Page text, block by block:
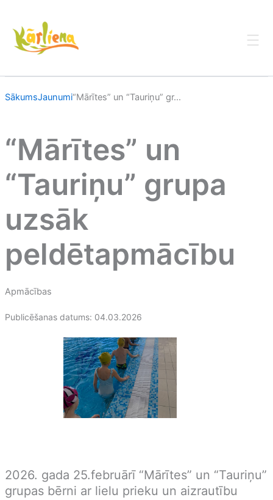
content
SākumsJaunumi“Mārītes” un “Tauriņu” gr...
“Mārītes” un
“Tauriņu” grupa
uzsāk
peldētapmācību
Apmācības
Publicēšanas datums: 04.03.2026
2026. gada 25.februārī “Mārītes” un “Tauriņu”
grupas bērni ar lielu prieku un aizrautību